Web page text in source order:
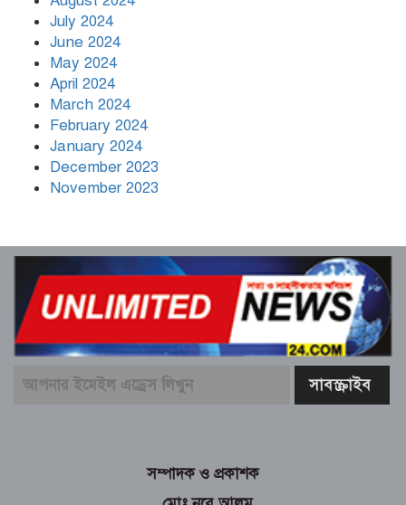
July 2024
June 2024
May 2024
April 2024
March 2024
February 2024
January 2024
December 2023
November 2023
সম্পাদক ও প্রকাশক